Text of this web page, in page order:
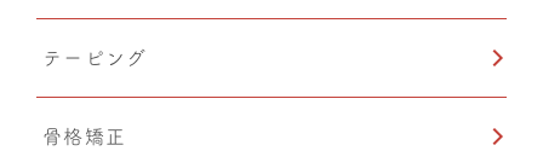
テーピング
骨格矯正